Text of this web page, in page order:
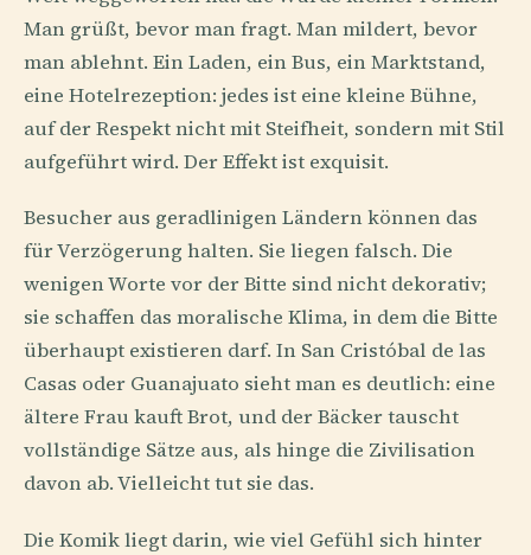
Man grüßt, bevor man fragt. Man mildert, bevor
man ablehnt. Ein Laden, ein Bus, ein Marktstand,
eine Hotelrezeption: jedes ist eine kleine Bühne,
auf der Respekt nicht mit Steifheit, sondern mit Stil
aufgeführt wird. Der Effekt ist exquisit.
Besucher aus geradlinigen Ländern können das
für Verzögerung halten. Sie liegen falsch. Die
wenigen Worte vor der Bitte sind nicht dekorativ;
sie schaffen das moralische Klima, in dem die Bitte
überhaupt existieren darf. In San Cristóbal de las
Casas oder Guanajuato sieht man es deutlich: eine
ältere Frau kauft Brot, und der Bäcker tauscht
vollständige Sätze aus, als hinge die Zivilisation
davon ab. Vielleicht tut sie das.
Die Komik liegt darin, wie viel Gefühl sich hinter